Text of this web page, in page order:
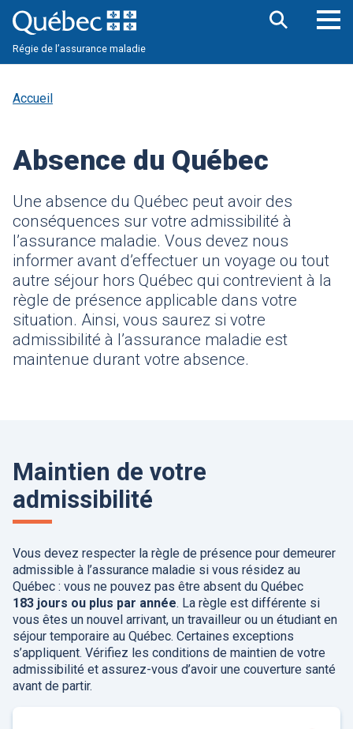
contenu
principal
Régie de l’assurance maladie
barre
Accueil
Absence du Québec
Une absence du Québec peut avoir des
conséquences sur votre admissibilité à
l’assurance maladie. Vous devez nous
informer avant d’effectuer un voyage ou tout
autre séjour hors Québec qui contrevient à la
règle de présence applicable dans votre
situation. Ainsi, vous saurez si votre
admissibilité à l’assurance maladie est
maintenue durant votre absence.
Maintien de votre
admissibilité
Vous devez respecter la règle de présence pour demeurer
admissible à l’assurance maladie si vous résidez au
Québec : vous ne pouvez pas être absent du Québec
183 jours ou plus par année. La règle est différente si
vous êtes un nouvel arrivant, un travailleur ou un étudiant en
séjour temporaire au Québec. Certaines exceptions
s’appliquent. Vérifiez les conditions de maintien de votre
admissibilité et assurez-vous d’avoir une couverture santé
avant de partir.